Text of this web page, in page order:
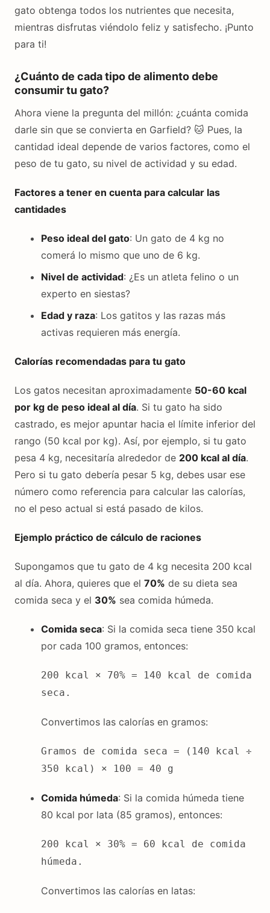
gato obtenga todos los nutrientes que necesita,
mientras disfrutas viéndolo feliz y satisfecho. ¡Punto
para ti!
¿Cuánto de cada tipo de alimento debe
consumir tu gato?
Ahora viene la pregunta del millón: ¿cuánta comida
darle sin que se convierta en Garfield? 🐱 Pues, la
cantidad ideal depende de varios factores, como el
peso de tu gato, su nivel de actividad y su edad.
Factores a tener en cuenta para calcular las
cantidades
Peso ideal del gato: Un gato de 4 kg no
comerá lo mismo que uno de 6 kg.
Nivel de actividad: ¿Es un atleta felino o un
experto en siestas?
Edad y raza: Los gatitos y las razas más
activas requieren más energía.
Calorías recomendadas para tu gato
Los gatos necesitan aproximadamente 50-60 kcal
por kg de peso ideal al día. Si tu gato ha sido
castrado, es mejor apuntar hacia el límite inferior del
rango (50 kcal por kg). Así, por ejemplo, si tu gato
pesa 4 kg, necesitaría alrededor de 200 kcal al día.
Pero si tu gato debería pesar 5 kg, debes usar ese
número como referencia para calcular las calorías,
no el peso actual si está pasado de kilos.
Ejemplo práctico de cálculo de raciones
Supongamos que tu gato de 4 kg necesita 200 kcal
al día. Ahora, quieres que el 70% de su dieta sea
comida seca y el 30% sea comida húmeda.
Comida seca: Si la comida seca tiene 350 kcal
por cada 100 gramos, entonces:
200 kcal × 70% = 140 kcal de comida
seca.
Convertimos las calorías en gramos:
Gramos de comida seca = (140 kcal ÷
350 kcal) × 100 = 40 g
Comida húmeda: Si la comida húmeda tiene
80 kcal por lata (85 gramos), entonces:
200 kcal × 30% = 60 kcal de comida
húmeda.
Convertimos las calorías en latas: